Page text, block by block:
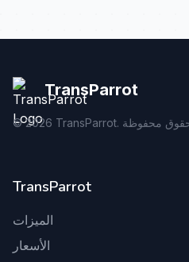
TransParrot
©2026
TransParrot
الميزات
الأسعار